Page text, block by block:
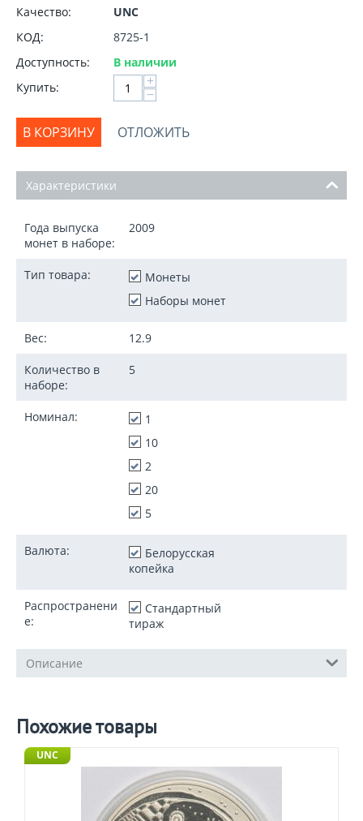
Качество:
UNC
КОД:
8725-1
Доступность:
В наличии
Купить:
+
−
В КОРЗИНУ ОТЛОЖИТЬ
Характеристики
Года выпуска
монет в наборе:
2009
Тип товара:
Монеты
Наборы монет
Вес: 12.9
Количество в
наборе:
5
Номинал:
1
10
2
20
5
Валюта:
Белорусская
копейка
Распространени
е:
Стандартный
тираж
Описание
Похожие товары
UNC